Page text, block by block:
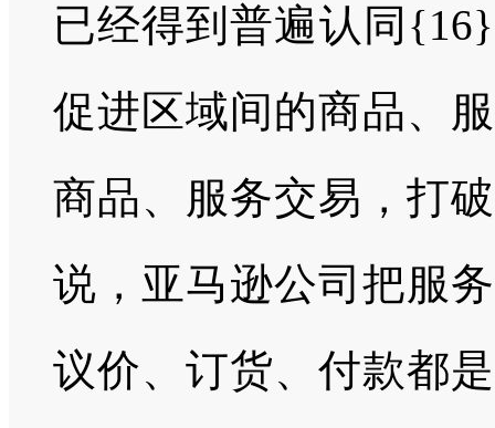
已经得到普遍认同
促进区域间的商品、
商品、服务交易，打
说，亚马逊公司把服
议价、订货、付款都